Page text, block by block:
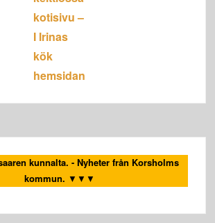
kotisivu –
I Irinas
kök
hemsidan
kunnalta. - Nyheter från Korsholms
kommun. ▼▼▼